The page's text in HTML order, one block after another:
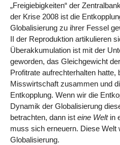
„Freigiebigkeiten“ der
der Krise 2008 ist die
Globalisierung zu ihrer Fessel
II der Reproduktion artikulieren
Überakkumulation ist mit der
geworden, das Gleichgewicht
Profitrate aufrechterhalten hatte,
Misswirtschaft zusammen und
Entkopplung. Wenn wir die
Dynamik der Globalisierung
betrachten, dann ist eine Weltin
muss sich erneuern. Diese Welt
Globalisierung.